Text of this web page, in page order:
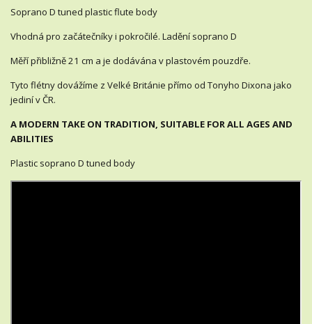
Soprano D tuned plastic flute body
Vhodná pro začátečníky i pokročilé. Ladění soprano D
Měří přibližně 21 cm a je dodávána v plastovém pouzdře.
Tyto flétny dovážíme z Velké Británie přímo od Tonyho Dixona jako
jediní v ČR.
A MODERN TAKE ON TRADITION, SUITABLE FOR ALL AGES AND
ABILITIES
Plastic soprano D tuned body